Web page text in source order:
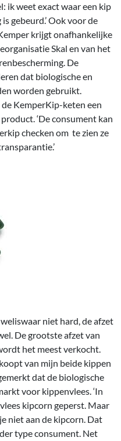
ik weet exact waar een kip
gebeurd.’ Ook voor de
krijgt onafhankelijke
Skal en van het
De
dat biologische en
worden gebruikt.
KemperKip-keten een
‘De consument kan
checken om te zien ze
niet hard, de afzet
De grootste afzet van
het meest verkocht.
van mijn beide kippen
dat de biologische
voor kippenvlees. ‘In
kipcorn geperst. Maar
niet aan de kipcorn. Dat
type consument. Net